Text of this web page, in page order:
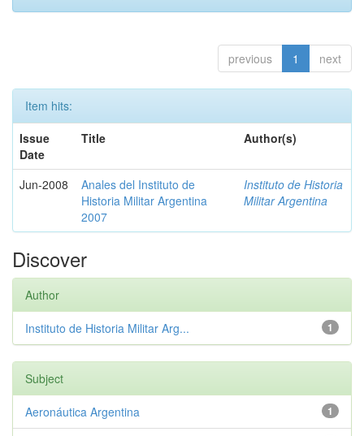
previous 1 next
Item hits:
Issue
Date
Title Author(s)
Jun-2008
Anales del Instituto de
Historia Militar Argentina
2007
Instituto de Historia
Militar Argentina
Discover
Author
1
Instituto de Historia Militar Arg...
Subject
1
Aeronáutica Argentina